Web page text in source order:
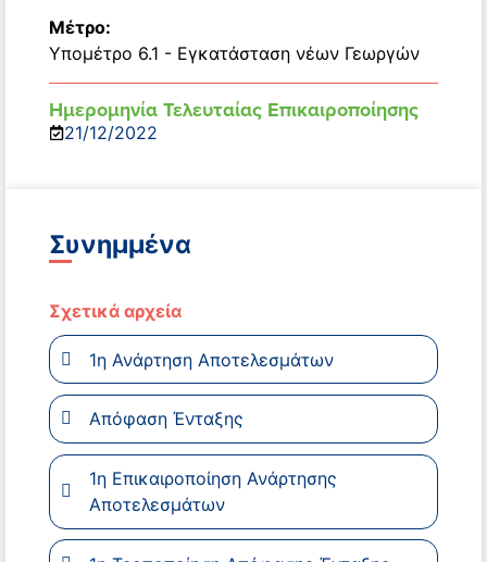
Μέτρο:
Υπομέτρο 6.1 - Εγκατάσταση νέων Γεωργών
Ημερομηνία Τελευταίας Επικαιροποίησης
21/12/2022
Συνημμένα
Σχετικά αρχεία
1η Ανάρτηση Αποτελεσμάτων
Απόφαση Ένταξης
1η Επικαιροποίηση Ανάρτησης
Αποτελεσμάτων